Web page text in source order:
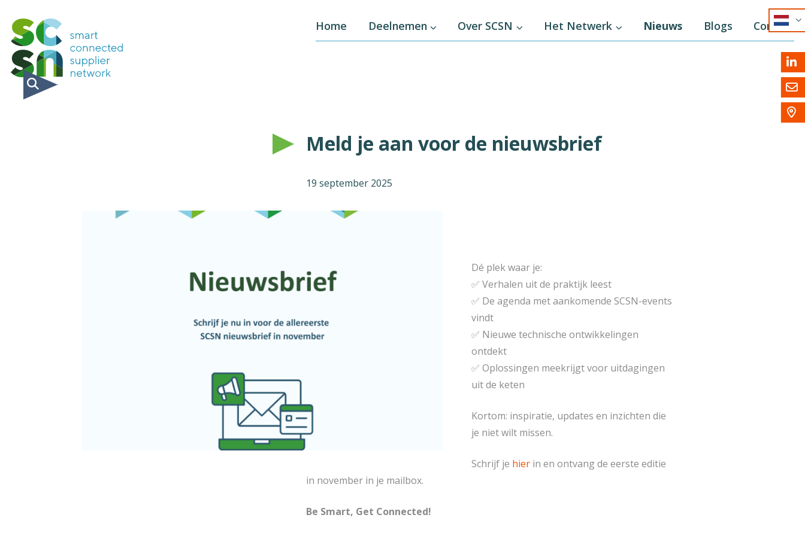
Home Deelnemen Over SCSN Het Netwerk Nieuws Blogs Contact NL
EN
DE



Meld je aan voor de nieuwsbrief
19 september 2025
Dé plek waar je:
✅ Verhalen uit de praktijk leest
✅ De agenda met aankomende SCSN-events
vindt
✅ Nieuwe technische ontwikkelingen
ontdekt
✅ Oplossingen meekrijgt voor uitdagingen
uit de keten
Kortom: inspiratie, updates en inzichten die
je niet wilt missen.
Schrijf je hier in en ontvang de eerste editie
in november in je mailbox.
Be Smart, Get Connected!